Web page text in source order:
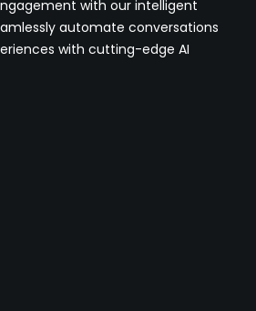
with our intelligent
automate conversations
with cutting-edge AI